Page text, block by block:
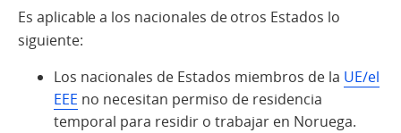
Es aplicable a los nacionales de otros Estados lo
siguiente:
Los nacionales de Estados miembros de la UE/el
EEE no necesitan permiso de residencia
temporal para residir o trabajar en Noruega.